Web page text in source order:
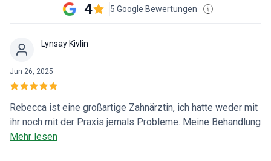
4 5 Google Bewertungen
Lynsay Kivlin
Jun 26, 2025
Rebecca ist eine großartige Zahnärztin, ich hatte weder mit
ihr noch mit der Praxis jemals Probleme. Meine Behandlung
war immer erstklassig, ich würde nie woanders hingehen.
Mehr lesen